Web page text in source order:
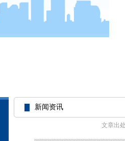
新闻资讯
文章出